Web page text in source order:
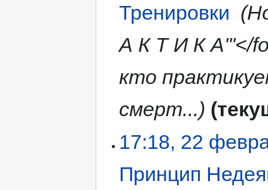
Тренировки
А К Т И К А'''</
кто
смерт...
17:18, 22
Принцип